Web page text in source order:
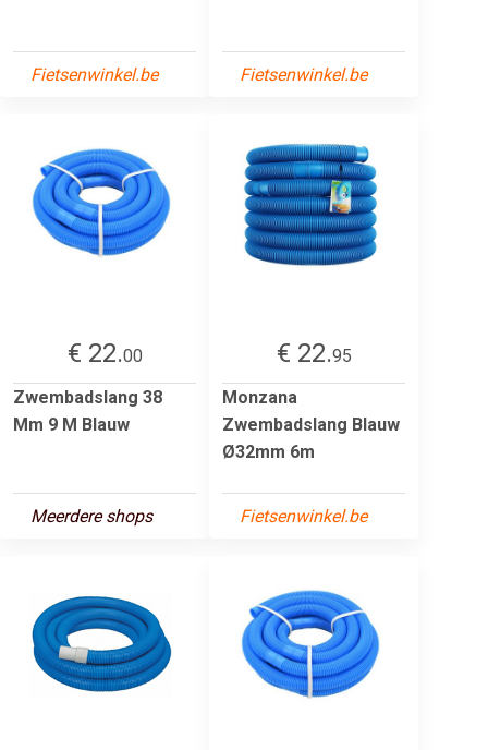
Fietsenwinkel.be Fietsenwinkel.be
€ 22.00
Zwembadslang 38
Mm 9 M Blauw
Meerdere shops
€ 22.95
Monzana
Zwembadslang Blauw
Ø32mm 6m
Fietsenwinkel.be